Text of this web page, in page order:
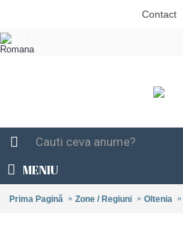
Contact
MENIU
Prima Pagină Zone / Regiuni Oltenia